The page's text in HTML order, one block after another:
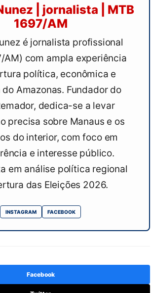
| jornalista | MTB
1697/AM
é jornalista profissional
AM) com ampla experiência
política, econômica e
Amazonas. Fundador do
dedica-se a levar
precisa sobre Manaus e os
do interior, com foco em
e interesse público.
em análise política regional
das Eleições 2026.
INSTAGRAM FACEBOOK
Facebook